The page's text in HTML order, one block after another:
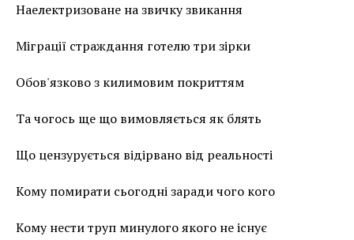
Наелектризоване на звичку звикання
Міграції страждання готелю три зірки
Обов'язково з килимовим покриттям
Та чогось ще що вимовляється як блять
Що цензурується відірвано від реальності
Кому помирати сьогодні заради чого кого
Кому нести труп минулого якого не існує